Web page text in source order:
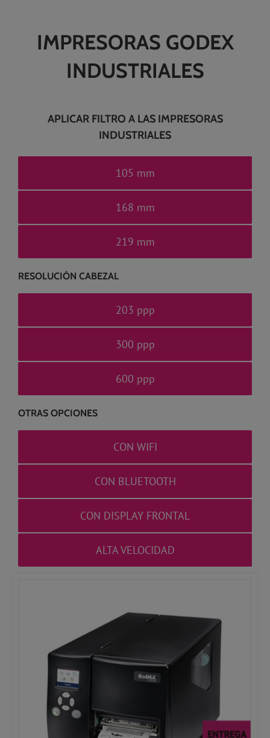
IMPRESORAS GODEX
INDUSTRIALES
APLICAR FILTRO A LAS IMPRESORAS
INDUSTRIALES
105 mm
168 mm
219 mm
RESOLUCIÓN CABEZAL
203 ppp
300 ppp
600 ppp
OTRAS OPCIONES
CON WIFI
CON BLUETOOTH
CON DISPLAY FRONTAL
ALTA VELOCIDAD